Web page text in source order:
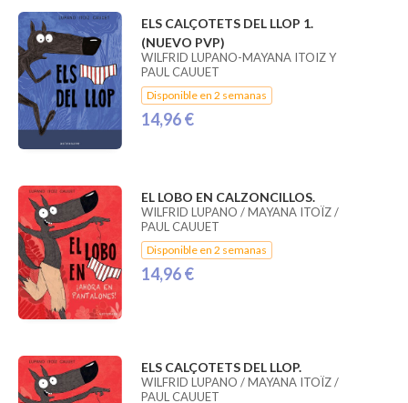
ELS CALÇOTETS DEL LLOP 1.
(NUEVO PVP)
WILFRID LUPANO-MAYANA ITOIZ Y
PAUL CAUUET
Disponible en 2 semanas
14,96 €
EL LOBO EN CALZONCILLOS.
WILFRID LUPANO / MAYANA ITOÏZ /
PAUL CAUUET
Disponible en 2 semanas
14,96 €
ELS CALÇOTETS DEL LLOP.
WILFRID LUPANO / MAYANA ITOÏZ /
PAUL CAUUET